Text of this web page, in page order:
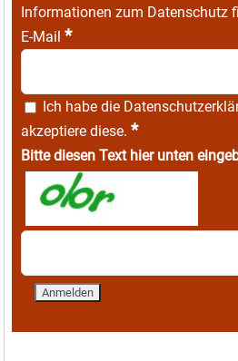
Informationen zum Datenschutz
E-Mail *
Ich habe die
akzeptiere diese. *
Bitte diesen Text hier unten